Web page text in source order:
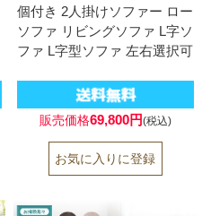
個付き 2人掛けソファー ロー
ソファ リビングソファ L字ソ
ファ L字型ソファ 左右選択可
販売価格69,800円(税込)